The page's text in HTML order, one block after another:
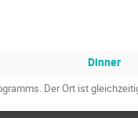
Dinner
Der Ort ist